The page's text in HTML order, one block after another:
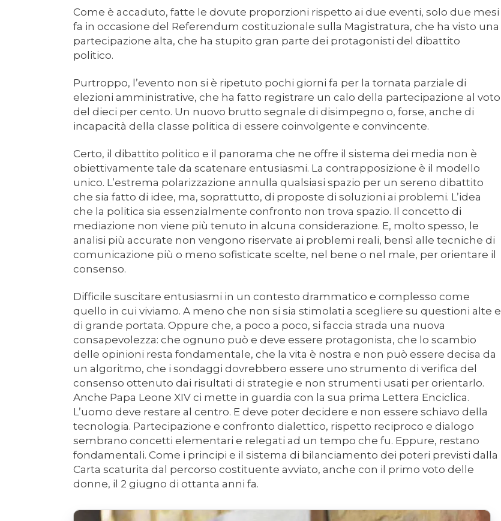
Come è accaduto, fatte le dovute proporzioni rispetto ai due eventi, solo due mesi
fa in occasione del Referendum costituzionale sulla Magistratura, che ha visto una
partecipazione alta, che ha stupito gran parte dei protagonisti del dibattito
politico.
Purtroppo, l’evento non si è ripetuto pochi giorni fa per la tornata parziale di
elezioni amministrative, che ha fatto registrare un calo della partecipazione al voto
del dieci per cento. Un nuovo brutto segnale di disimpegno o, forse, anche di
incapacità della classe politica di essere coinvolgente e convincente.
Certo, il dibattito politico e il panorama che ne offre il sistema dei media non è
obiettivamente tale da scatenare entusiasmi. La contrapposizione è il modello
unico. L’estrema polarizzazione annulla qualsiasi spazio per un sereno dibattito
che sia fatto di idee, ma, soprattutto, di proposte di soluzioni ai problemi. L’idea
che la politica sia essenzialmente confronto non trova spazio. Il concetto di
mediazione non viene più tenuto in alcuna considerazione. E, molto spesso, le
analisi più accurate non vengono riservate ai problemi reali, bensì alle tecniche di
comunicazione più o meno sofisticate scelte, nel bene o nel male, per orientare il
consenso.
Difficile suscitare entusiasmi in un contesto drammatico e complesso come
quello in cui viviamo. A meno che non si sia stimolati a scegliere su questioni alte e
di grande portata. Oppure che, a poco a poco, si faccia strada una nuova
consapevolezza: che ognuno può e deve essere protagonista, che lo scambio
delle opinioni resta fondamentale, che la vita è nostra e non può essere decisa da
un algoritmo, che i sondaggi dovrebbero essere uno strumento di verifica del
consenso ottenuto dai risultati di strategie e non strumenti usati per orientarlo.
Anche Papa Leone XIV ci mette in guardia con la sua prima Lettera Enciclica.
L’uomo deve restare al centro. E deve poter decidere e non essere schiavo della
tecnologia. Partecipazione e confronto dialettico, rispetto reciproco e dialogo
sembrano concetti elementari e relegati ad un tempo che fu. Eppure, restano
fondamentali. Come i principi e il sistema di bilanciamento dei poteri previsti dalla
Carta scaturita dal percorso costituente avviato, anche con il primo voto delle
donne, il 2 giugno di ottanta anni fa.